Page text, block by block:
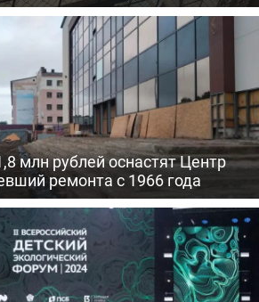
млн рублей оснастят Центр
ремонта с 1966 года